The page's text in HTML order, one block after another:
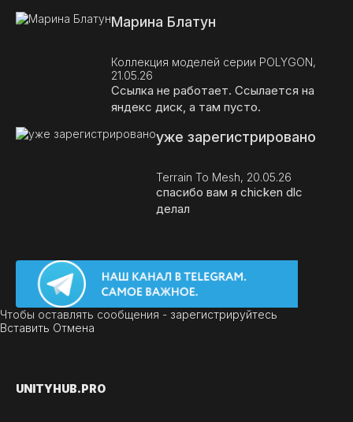
Марина Блатун
Коллекция моделей серии POLYGON,
21.05.26
Ссылка не работает. Ссылается на
яндекс диск, а там пусто.
уже зарегистрировано
Terrain To Mesh, 20.05.26
спасибо вам я chicken dlc
делал
Чтобы оставлять сообщения - зарегистрируйтесь
Вставить Отмена
UNITYHUB.PRO